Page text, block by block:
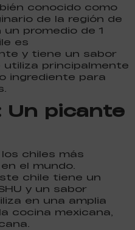
conocido como
de la región de
un promedio de 1
es
y tiene un sabor
utiliza principalmente
ingrediente para
Un picante
chiles más
el mundo.
chile tiene un
y un sabor
en una amplia
cocina mexicana,